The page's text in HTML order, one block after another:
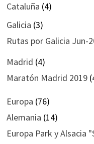
Cataluña (4)
Galicia (3)
Rutas por Galicia Jun-
Madrid (4)
Maratón Madrid 2019
Europa (76)
Alemania (14)
Europa Park y Alsacia